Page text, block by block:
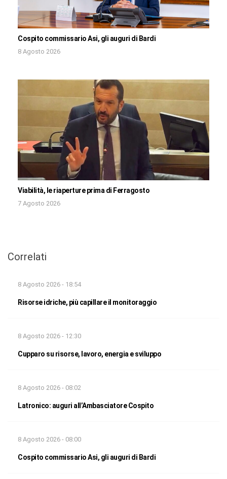
Cospito commissario Asi, gli auguri di Bardi
8 Agosto 2026
Viabilità, le riaperture prima di Ferragosto
7 Agosto 2026
Correlati
8 Agosto 2026 - 18:54
Risorse idriche, più capillare il monitoraggio
8 Agosto 2026 - 12:30
Cupparo su risorse, lavoro, energia e sviluppo
8 Agosto 2026 - 08:02
Latronico: auguri all’Ambasciatore Cospito
8 Agosto 2026 - 08:00
Cospito commissario Asi, gli auguri di Bardi